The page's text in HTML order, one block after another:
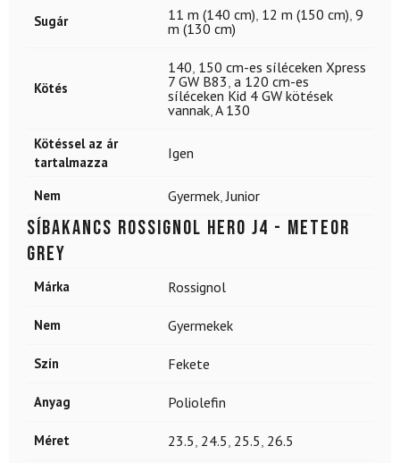
Sugár 11 m (140 cm), 12 m (150 cm), 9
m (130 cm)
Kötés
140, 150 cm-es síléceken Xpress
7 GW B83, a 120 cm-es
síléceken Kid 4 GW kötések
vannak,A 130
Kötéssel az ár
tartalmazza
Igen
Nem Gyermek,Junior
Síbakancs ROSSIGNOL Hero J4 - Meteor
Grey
Márka Rossignol
Nem Gyermekek
Szín Fekete
Anyag Poliolefin
Méret 23.5, 24.5, 25.5, 26.5